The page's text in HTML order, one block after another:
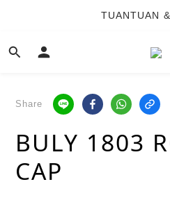
TUANTUAN
TUANTUAN
新會員註冊即贈
Share
BULY 1803
CAP